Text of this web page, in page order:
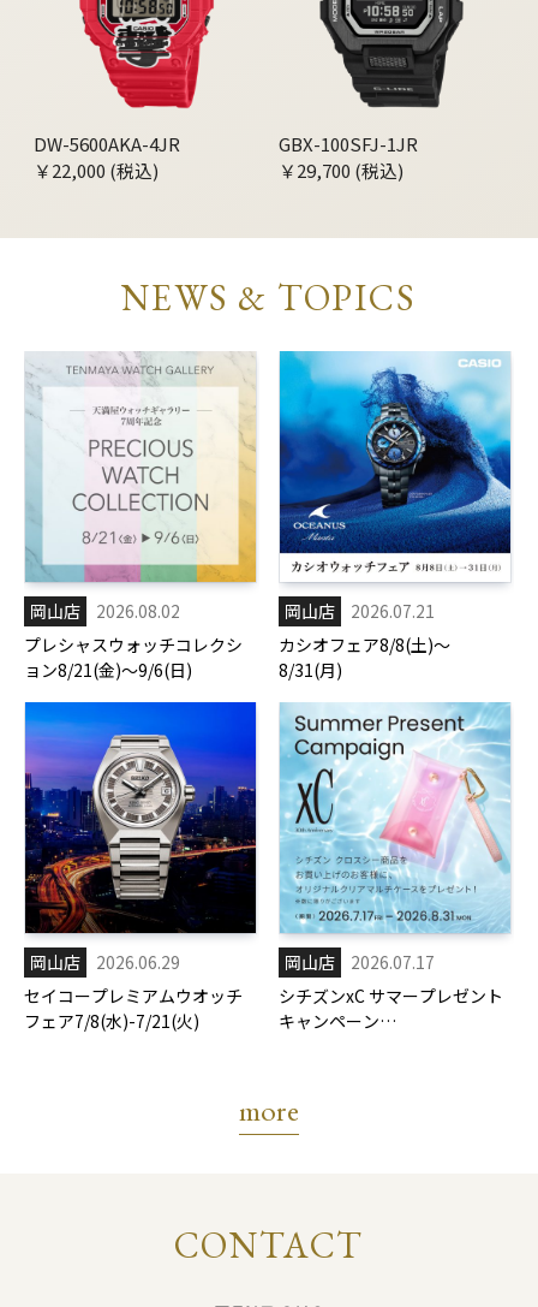
DW-5600AKA-4JR
￥22,000 (税込)
GBX-100SFJ-1JR
￥29,700 (税込)
NEWS & TOPICS
岡山店
2026.08.02
プレシャスウォッチコレクシ
ョン8/21(金)～9/6(日)
岡山店
2026.07.21
カシオフェア8/8(土)～
8/31(月)
岡山店
2026.06.29
セイコープレミアムウオッチ
フェア7/8(水)-7/21(火)
岡山店
2026.07.17
シチズンxC サマープレゼント
キャンペーン
more
CONTACT